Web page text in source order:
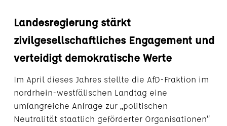
Landesregierung stärkt
zivilgesellschaftliches Engagement und
verteidigt demokratische Werte
Im April dieses Jahres stellte die AfD-Fraktion im
nordrhein-westfälischen Landtag eine
umfangreiche Anfrage zur „politischen
Neutralität staatlich geförderter Organisationen“